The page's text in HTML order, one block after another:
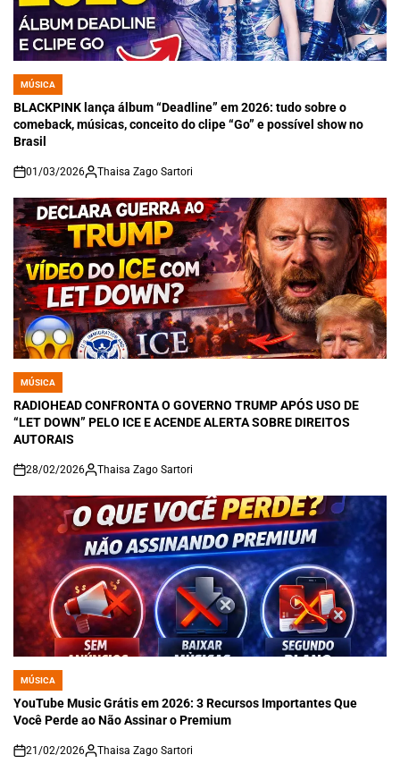
POSTED
IN
MÚSICA
BLACKPINK lança álbum “Deadline” em 2026: tudo sobre o
comeback, músicas, conceito do clipe “Go” e possível show no
Brasil
on
01/03/2026 Thaisa Zago Sartori
POSTED
IN
MÚSICA
RADIOHEAD CONFRONTA O GOVERNO TRUMP APÓS USO DE
“LET DOWN” PELO ICE E ACENDE ALERTA SOBRE DIREITOS
AUTORAIS
on
28/02/2026 Thaisa Zago Sartori
POSTED
IN
MÚSICA
YouTube Music Grátis em 2026: 3 Recursos Importantes Que
Você Perde ao Não Assinar o Premium
on
21/02/2026 Thaisa Zago Sartori